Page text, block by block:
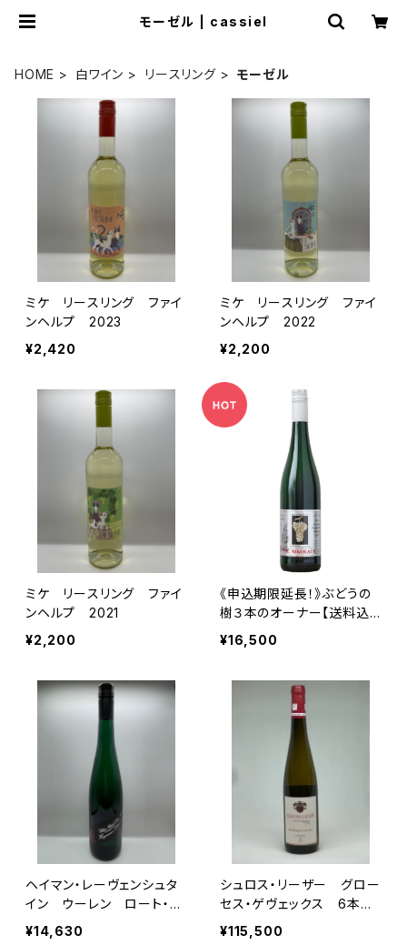
モーゼル | cassiel
HOME 白ワイン リースリング モーゼル
ミケ リースリング ファイ
ンヘルプ 2023
¥2,420
ミケ リースリング ファイ
ンヘルプ 2022
¥2,200
ミケ リースリング ファイ
ンヘルプ 2021
¥2,200
《申込期限延長！》ぶどうの
樹３本のオーナー【送料込
み商品/2027年7〜8月頃
お届け】
¥16,500
ヘイマン・レーヴェンシュタ
イン ウーレン ロート・ラ
イ GG 2023
¥14,630
シュロス・リーザー グロー
セス・ゲヴェックス 6本セ
ット 2021VT
¥115,500